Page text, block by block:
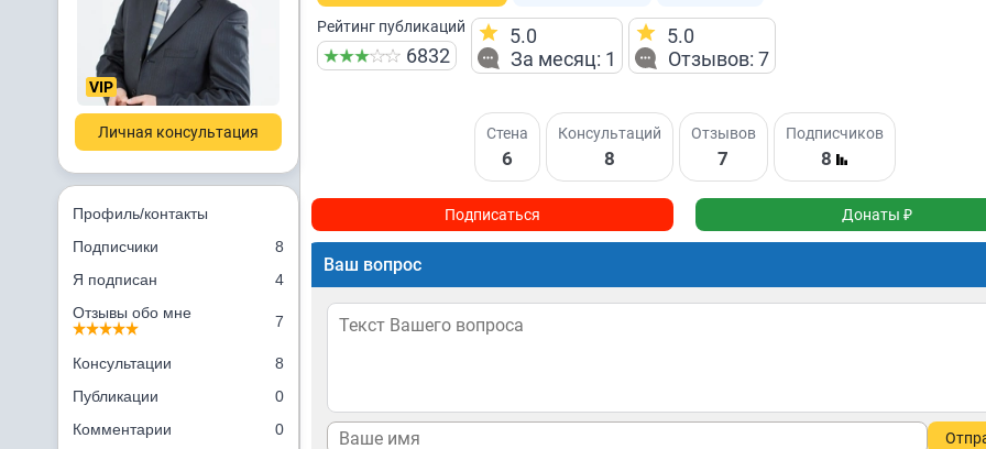
VIP
Личная консультация
Профиль/контакты
Подписчики
8
Я подписан
4
Отзывы обо мне
7
Консультации
8
Публикации
0
Комментарии
0
Рейтинг публикаций
6832
5.0
За месяц: 1
5.0
Отзывов: 7
Стена
6
Консультаций
8
Отзывов
7
Подписчиков
8
Подписаться Донаты ₽
Ваш вопрос